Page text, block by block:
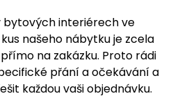
bytových interiérech ve
našeho nábytku je zcela
na zakázku. Proto rádi
přání a očekávání a
každou vaši objednávku.